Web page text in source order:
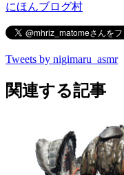
にほんブログ村
Tweets by nigimaru_asmr
関連する記事